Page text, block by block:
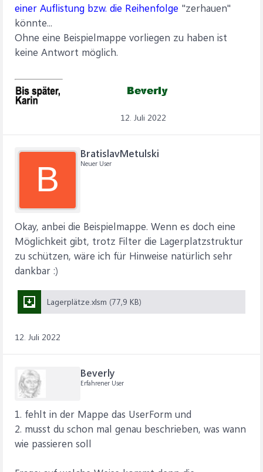
einer Auflistung bzw. die Reihenfolge "zerhauen"
könnte...
Ohne eine Beispielmappe vorliegen zu haben ist
keine Antwort möglich.
12. Juli 2022
B
BratislavMetulski
Neuer User
Okay, anbei die Beispielmappe. Wenn es doch eine
Möglichkeit gibt, trotz Filter die Lagerplatzstruktur
zu schützen, wäre ich für Hinweise natürlich sehr
dankbar :)
Lagerplätze.xlsm (77,9 KB)
12. Juli 2022
Beverly
Erfahrener User
1. fehlt in der Mappe das UserForm und
2. musst du schon mal genau beschrieben, was wann
wie passieren soll